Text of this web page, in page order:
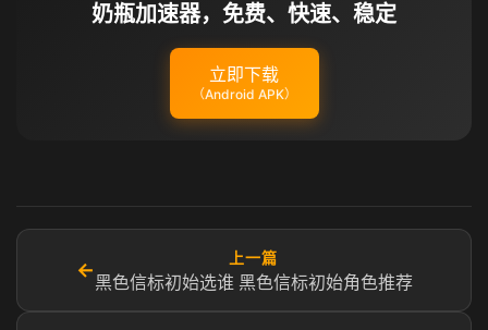
奶瓶加速器，免费、快速、稳定
立即下载
（Android APK）
←
上一篇
黑色信标初始选谁 黑色信标初始角色推荐